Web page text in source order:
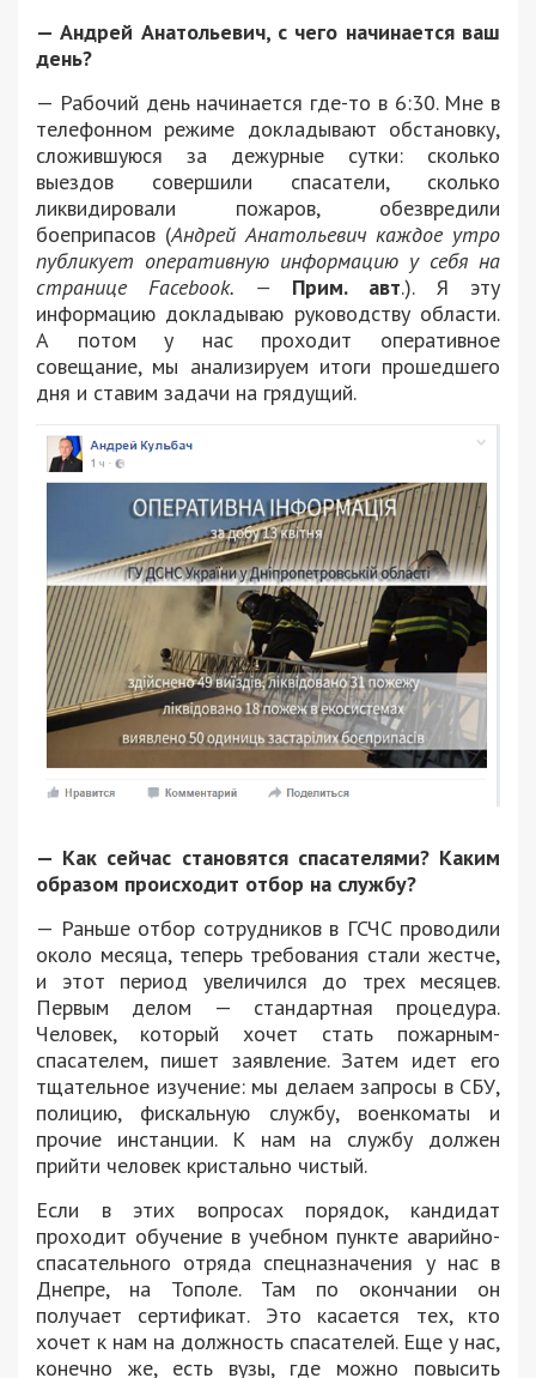
— Андрей Анатольевич, с чего начинается ваш
день?
— Рабочий день начинается где-то в 6:30. Мне в
телефонном режиме докладывают обстановку,
сложившуюся за дежурные сутки: сколько
выездов совершили спасатели, сколько
ликвидировали пожаров, обезвредили
боеприпасов (Андрей Анатольевич каждое утро
публикует оперативную информацию у себя на
странице Facebook. — Прим. авт.). Я эту
информацию докладываю руководству области.
А потом у нас проходит оперативное
совещание, мы анализируем итоги прошедшего
дня и ставим задачи на грядущий.
— Как сейчас становятся спасателями? Каким
образом происходит отбор на службу?
— Раньше отбор сотрудников в ГСЧС проводили
около месяца, теперь требования стали жестче,
и этот период увеличился до трех месяцев.
Первым делом — стандартная процедура.
Человек, который хочет стать пожарным-
спасателем, пишет заявление. Затем идет его
тщательное изучение: мы делаем запросы в СБУ,
полицию, фискальную службу, военкоматы и
прочие инстанции. К нам на службу должен
прийти человек кристально чистый.
Если в этих вопросах порядок, кандидат
проходит обучение в учебном пункте аварийно-
спасательного отряда спецназначения у нас в
Днепре, на Тополе. Там по окончании он
получает сертификат. Это касается тех, кто
хочет к нам на должность спасателей. Еще у нас,
конечно же, есть вузы, где можно повысить